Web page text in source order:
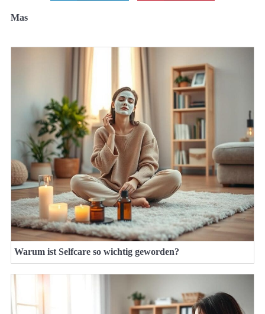
Mas
Warum ist Selfcare so wichtig geworden?